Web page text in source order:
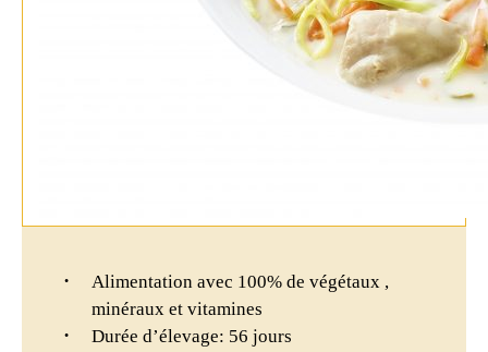
Alimentation avec 100% de végétaux ,
minéraux et vitamines
Durée d’élevage: 56 jours